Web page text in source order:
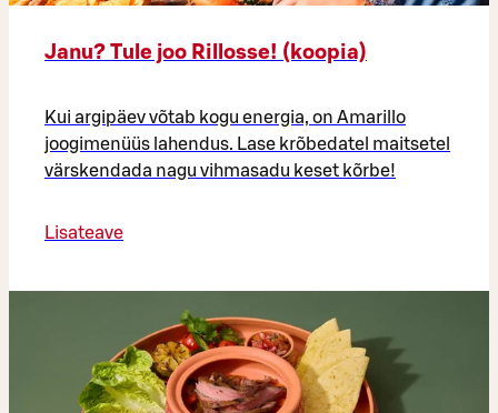
Janu? Tule joo Rillosse! (koopia)
Kui argipäev võtab kogu energia, on Amarillo
joogimenüüs lahendus. Lase krõbedatel maitsetel
värskendada nagu vihmasadu keset kõrbe!
Lisateave